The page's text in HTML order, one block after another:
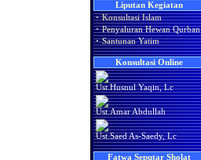
Liputan Kegiatan
· Konsultasi Islam
· Penyaluran Hewan Qurban
· Santunan Yatim
Konsultasi Online
Ust.Husnul Yaqin, Lc
Ust.Amar Abdullah
Ust.Saed As-Saedy, Lc
Fatwa Seputar Sholat